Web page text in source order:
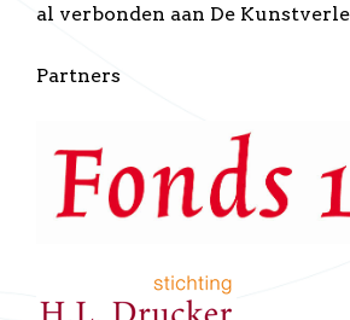
al verbonden aan De
Partners